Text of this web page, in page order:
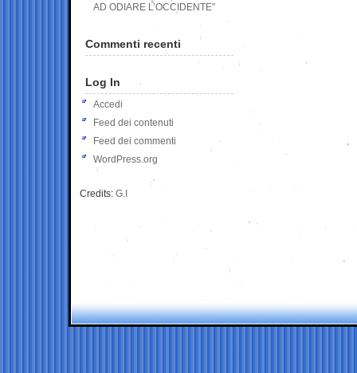
AD ODIARE L’OCCIDENTE”
Commenti recenti
Log In
Accedi
Feed dei contenuti
Feed dei commenti
WordPress.org
Credits: G.I